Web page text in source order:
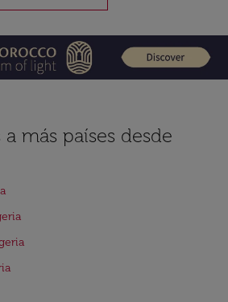
más países desde